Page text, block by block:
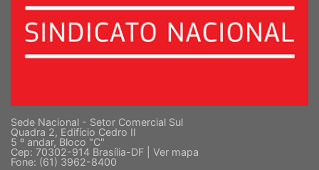
Sede Nacional - Setor Comercial Sul
Quadra 2, Edifício Cedro II
5 º andar, Bloco "C"
Cep: 70302-914 Brasília-DF |